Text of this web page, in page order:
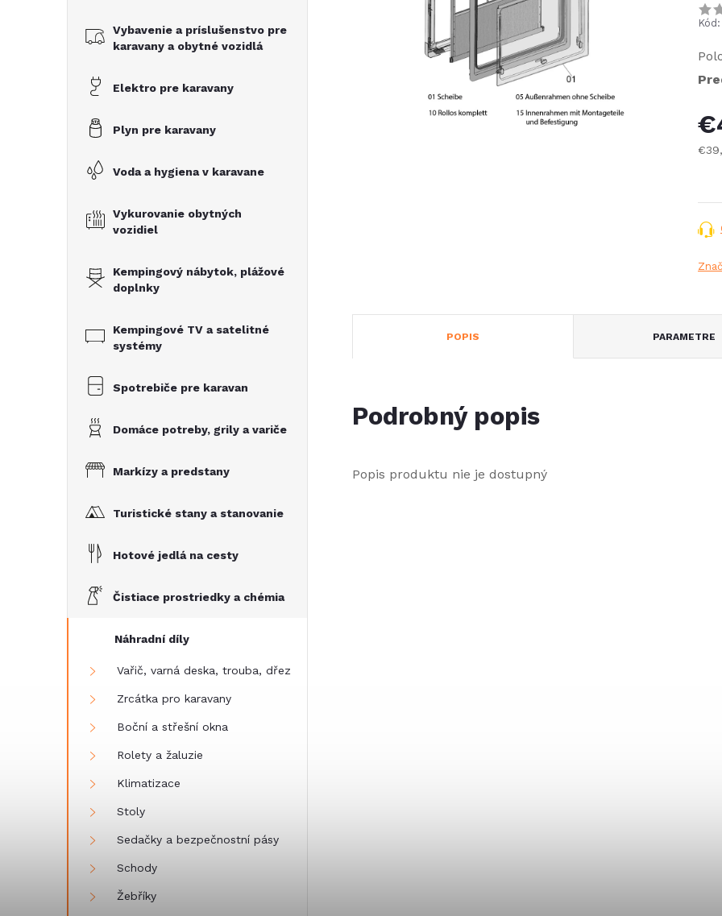
Vybavenie a príslušenstvo pre
karavany a obytné vozidlá
Elektro pre karavany
Plyn pre karavany
Voda a hygiena v karavane
Vykurovanie obytných
vozidiel
Kempingový nábytok, plážové
doplnky
Kempingové TV a satelitné
systémy
Spotrebiče pre karavan
Domáce potreby, grily a variče
Markízy a predstany
Turistické stany a stanovanie
Hotové jedlá na cesty
Čistiace prostriedky a chémia
Náhradní díly
Vařič, varná deska, trouba, dřez
Zrcátka pro karavany
Boční a střešní okna
Rolety a žaluzie
Klimatizace
Stoly
Sedačky a bezpečnostní pásy
Schody
Žebříky
Kód:
POPIS PARAMETRE
Podrobný popis
Popis produktu nie je dostupný